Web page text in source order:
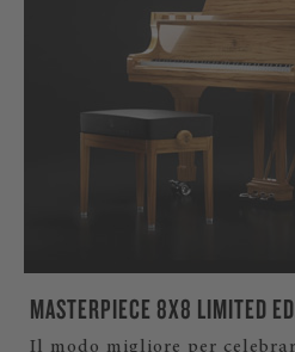
MASTERPIECE 8X8 LIMITED
Il modo migliore per